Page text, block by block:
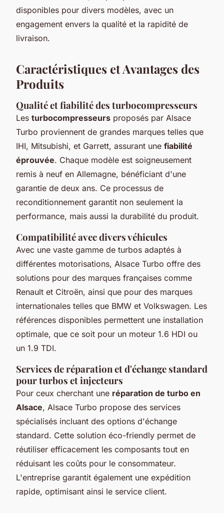
disponibles pour divers modèles, avec un
engagement envers la qualité et la rapidité de
livraison.
Caractéristiques et Avantages des
Produits
Qualité et fiabilité des turbocompresseurs
Les turbocompresseurs proposés par Alsace
Turbo proviennent de grandes marques telles que
IHI, Mitsubishi, et Garrett, assurant une fiabilité
éprouvée. Chaque modèle est soigneusement
remis à neuf en Allemagne, bénéficiant d'une
garantie de deux ans. Ce processus de
reconditionnement garantit non seulement la
performance, mais aussi la durabilité du produit.
Compatibilité avec divers véhicules
Avec une vaste gamme de turbos adaptés à
différentes motorisations, Alsace Turbo offre des
solutions pour des marques françaises comme
Renault et Citroën, ainsi que pour des marques
internationales telles que BMW et Volkswagen. Les
références disponibles permettent une installation
optimale, que ce soit pour un moteur 1.6 HDI ou
un 1.9 TDI.
Services de réparation et d'échange standard
pour turbos et injecteurs
Pour ceux cherchant une réparation de turbo en
Alsace, Alsace Turbo propose des services
spécialisés incluant des options d'échange
standard. Cette solution éco-friendly permet de
réutiliser efficacement les composants tout en
réduisant les coûts pour le consommateur.
L'entreprise garantit également une expédition
rapide, optimisant ainsi le service client.